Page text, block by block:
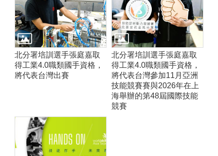
北分署培訓選手張庭嘉取
得工業4.0職類國手資格，
將代表台灣出賽
北分署培訓選手張庭嘉取
得工業4.0職類國手資格，
將代表台灣參加11月亞洲
技能競賽賽與2026年在上
海舉辦的第48屆國際技能
競賽